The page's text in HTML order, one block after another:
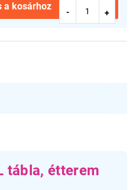
a kosárhoz
tábla, étterem